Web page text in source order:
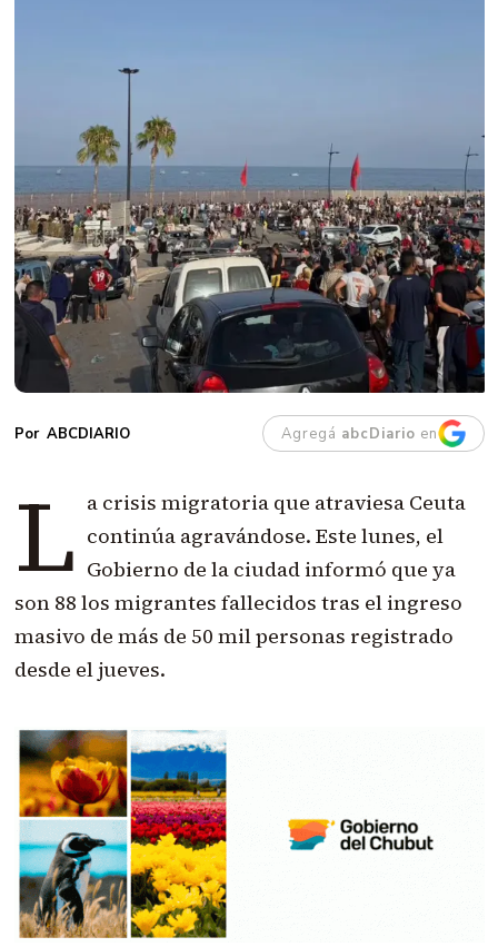
ABCDIARIO Agregá abcDiario en
L a crisis migratoria que atraviesa Ceuta
continúa agravándose. Este lunes, el
Gobierno de la ciudad informó que ya
son 88 los migrantes fallecidos tras el ingreso
masivo de más de 50 mil personas registrado
desde el jueves.